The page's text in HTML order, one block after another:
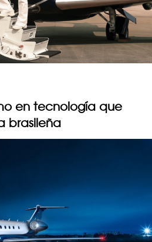
en tecnología que
brasileña